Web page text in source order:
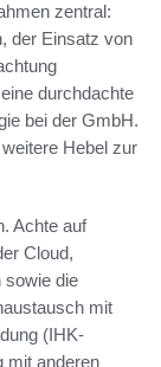
zentral:
der Einsatz von
durchdachte
bei der GmbH.
Hebel zur
Achte auf
Cloud,
sowie die
mit
(IHK-
mit anderen